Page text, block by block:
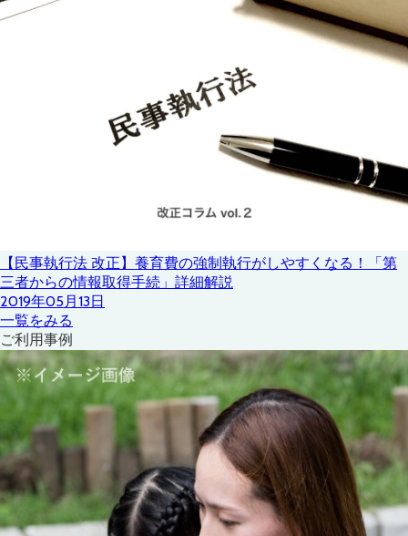
【民事執行法 改正】養育費の強制執行がしやすくなる！「第
三者からの情報取得手続」詳細解説
2019年05月13日
一覧をみる
ご利用事例